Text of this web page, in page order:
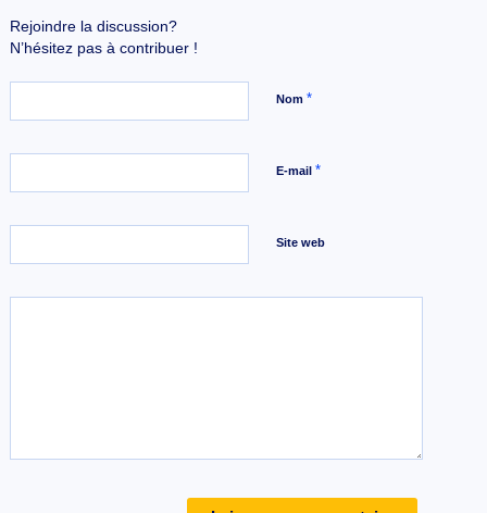
Rejoindre la discussion?
N’hésitez pas à contribuer !
Nom *
E-mail *
Site web